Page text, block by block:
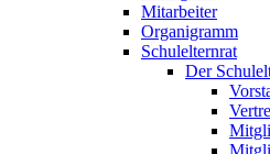
Mitarbeiter
Organigramm
Schulelternrat
Der